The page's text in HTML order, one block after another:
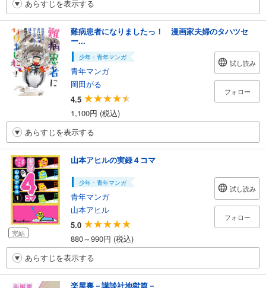
あらすじを表示する
難病患者になりましたっ！ 漫画家夫婦のタハツセ
ー...
少年・青年マンガ
青年マンガ
岡田がる
4.5
1,100円 (税込)
試し読み
フォロー
あらすじを表示する
完結
山本アヒルの実録４コマ
少年・青年マンガ
青年マンガ
山本アヒル
5.0
880～990円 (税込)
試し読み
フォロー
あらすじを表示する
楽屋裏－講談社地獄篇－